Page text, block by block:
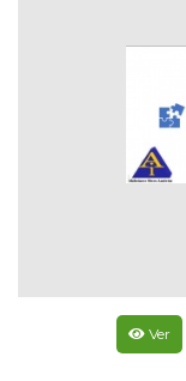
Ver